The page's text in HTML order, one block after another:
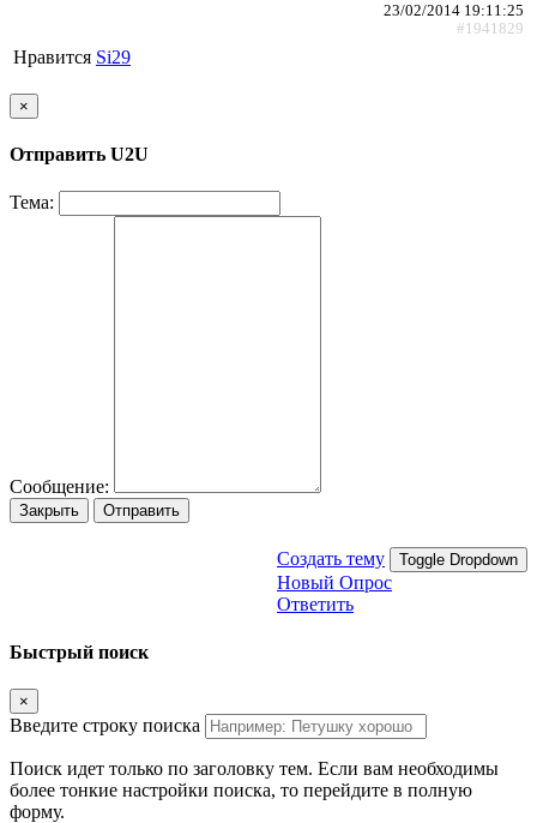
23/02/2014 19:11:25
#1941829
Нравится Si29
×
Отправить U2U
Тема:
Сообщение:
Закрыть Отправить
Создать тему Toggle Dropdown
Новый Опрос
Ответить
Быстрый поиск
×
Введите строку поиска
Поиск идет только по заголовку тем. Если вам необходимы
более тонкие настройки поиска, то перейдите в полную
форму.